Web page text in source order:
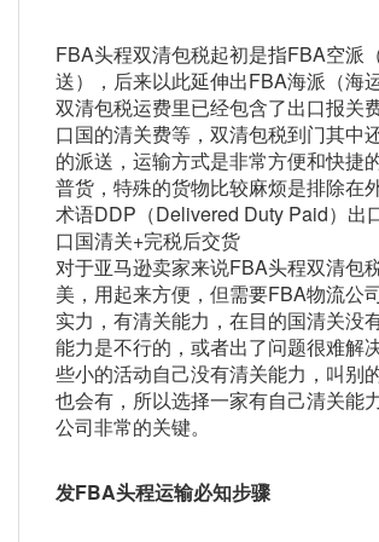
FBA头程双清包税起初是指FBA空派
送），后来以此延伸出FBA海派（海
双清包税运费里已经包含了出口报关
口国的清关费等，双清包税到门其中
的派送，运输方式是非常方便和快捷
普货，特殊的货物比较麻烦是排除在外
术语DDP（Delivered Duty Paid）出
口国清关+完税后交货
对于亚马逊卖家来说FBA头程双清包
美，用起来方便，但需要FBA物流公
实力，有清关能力，在目的国清关没
能力是不行的，或者出了问题很难解
些小的活动自己没有清关能力，叫别
也会有，所以选择一家有自己清关能
公司非常的关键。
发FBA头程运输必知步骤